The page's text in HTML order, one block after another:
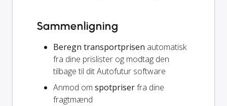
Sammenligning
Beregn transportprisen automatisk
fra dine prislister og modtag den
tilbage til dit Autofutur software
Anmod om spotpriserfra dine
fragtmænd